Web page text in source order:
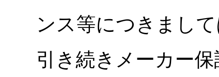
ンス等につきまし
引き続きメーカー